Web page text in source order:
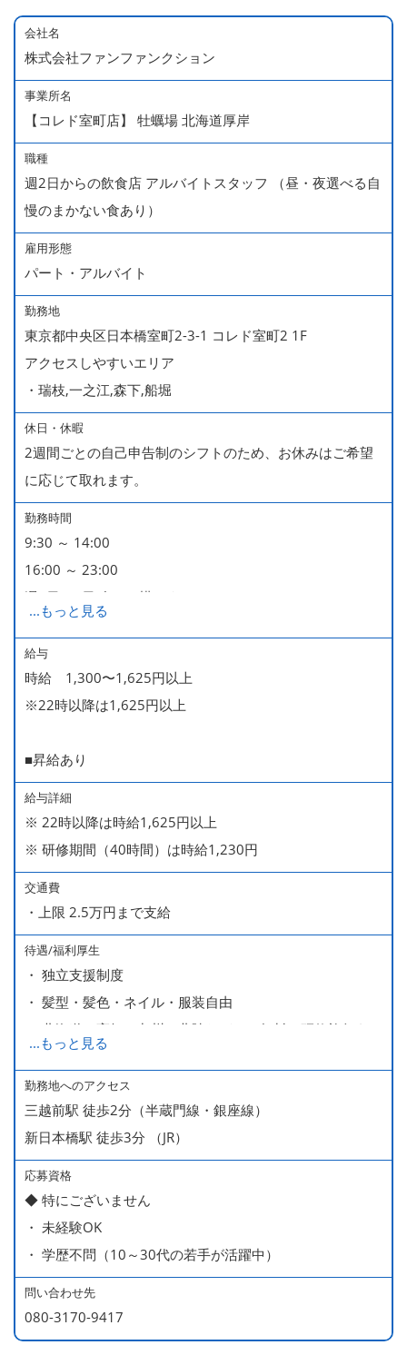
会社名
株式会社ファンファンクション
事業所名
【コレド室町店】 牡蠣場 北海道厚岸
職種
週2日からの飲食店 アルバイトスタッフ （昼・夜選べる自
慢のまかない食あり）
雇用形態
パート・アルバイト
勤務地
東京都中央区日本橋室町2-3-1 コレド室町2 1F
アクセスしやすいエリア
・瑞枝,一之江,森下,船堀
休日・休暇
2週間ごとの自己申告制のシフトのため、お休みはご希望
に応じて取れます。
勤務時間
9:30 ～ 14:00
16:00 ～ 23:00
週2日・1日4h～で構いません。
■時短勤務制度あり
...もっと見る
給与
時給 1,300〜1,625円以上
※22時以降は1,625円以上
■昇給あり
給与詳細
※ 22時以降は時給1,625円以上
※ 研修期間（40時間）は時給1,230円
交通費
・上限 2.5万円まで支給
待遇/福利厚生
・ 独立支援制度
・ 髪型・髪色・ネイル・服装自由
・ 北海道や高知、九州、北陸などへの無料の研修旅行あり
ます
・ 無料の美味しい まかない食 あり
...もっと見る
勤務地へのアクセス
三越前駅 徒歩2分（半蔵門線・銀座線）
新日本橋駅 徒歩3分 （JR）
応募資格
◆ 特にございません
・ 未経験OK
・ 学歴不問（10～30代の若手が活躍中）
問い合わせ先
080-3170-9417